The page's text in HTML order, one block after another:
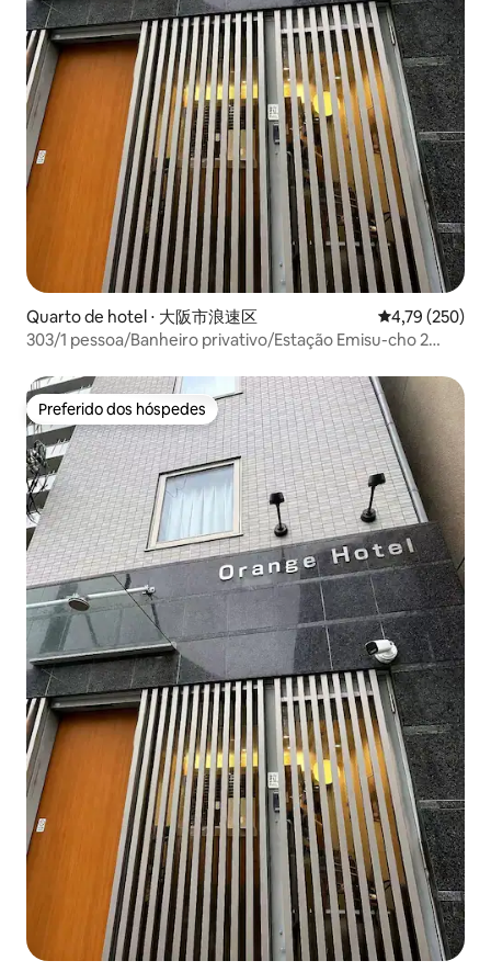
Quarto de hotel ⋅ 大阪市浪速区 4,79 de uma
4,79 (250)
303/1 pessoa/Banheiro privativo/Estação Emisu-cho 2
50 minutos/Orange
Preferido dos hóspedes
Preferido dos hóspedes